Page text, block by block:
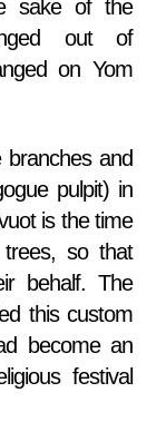
sake of the
out of
on Yom
and
pulpit) in
is the time
so that
behalf. The
this custom
become an
festival